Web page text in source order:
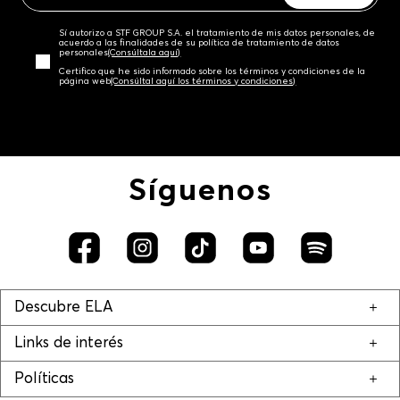
Sí autorizo a STF GROUP S.A. el tratamiento de mis datos personales, de
acuerdo a las finalidades de su política de tratamiento de datos
personales‎(Consúltala aquí)
Certifico que he sido informado sobre los términos y condiciones de la
página web‎(Consúltal aquí los términos y condiciones)
Síguenos
Descubre ELA
Links de interés
Políticas